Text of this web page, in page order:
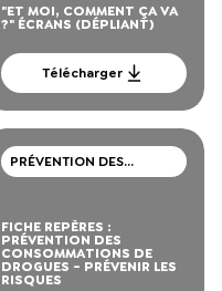
"ET MOI, COMMENT ÇA VA
?" ÉCRANS (DÉPLIANT)
Télécharger
PRÉVENTION DES
CONSOMMATIONS DE
FICHE REPÈRES :
PRÉVENTION DES
CONSOMMATIONS DE
DROGUES - PRÉVENIR LES
RISQUES